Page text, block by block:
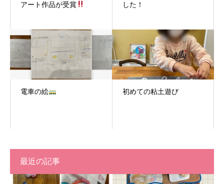
アート作品が受賞
した！
電車の絵 初めての粘土遊び
最近の記事